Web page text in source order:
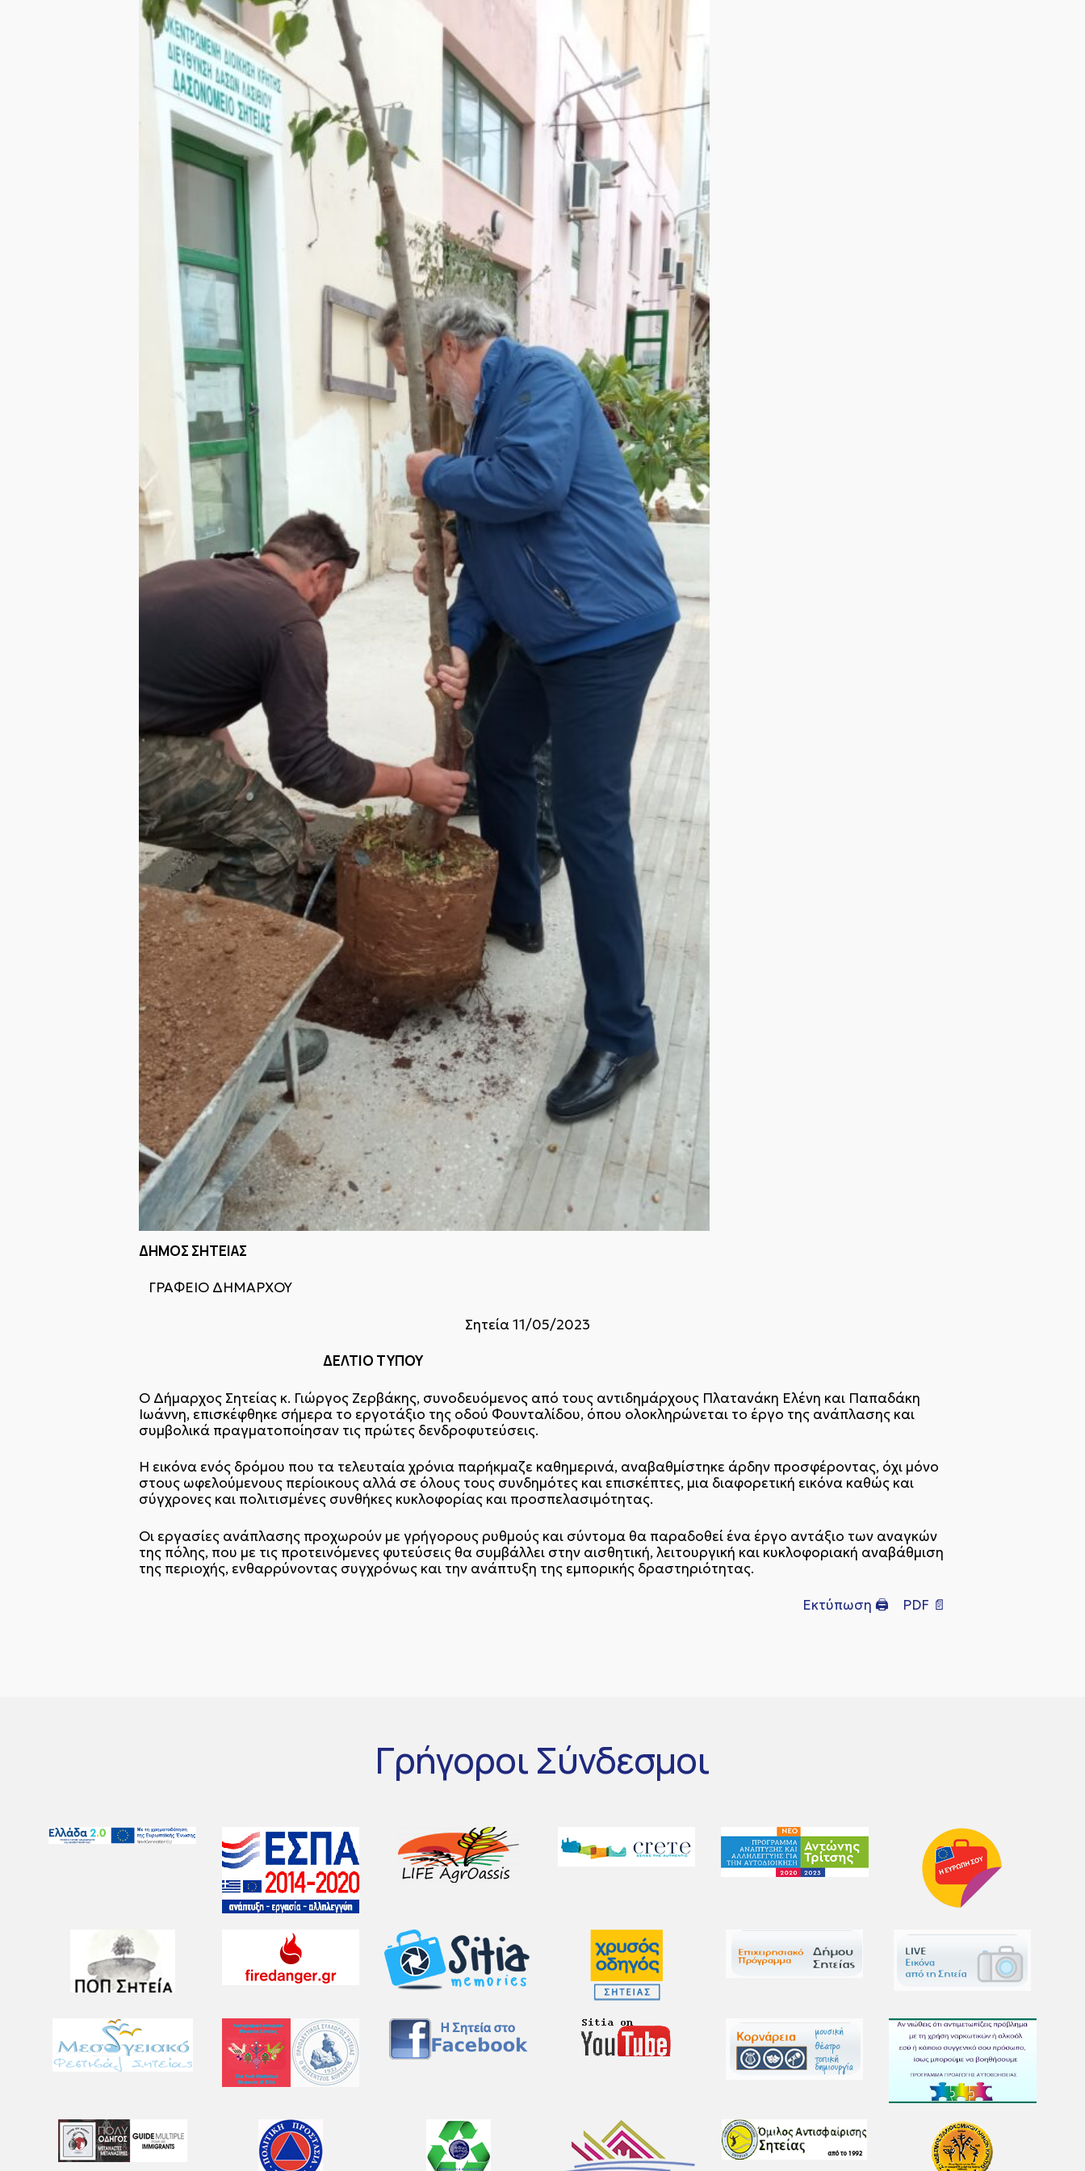
ΔΗΜΟΣ ΣΗΤΕΙΑΣ
ΓΡΑΦΕΙΟ ΔΗΜΑΡΧΟΥ
Σητεία 11/05/2023
ΔΕΛΤΙΟ ΤΥΠΟΥ
Ο Δήμαρχος Σητείας κ. Γιώργος Ζερβάκης, συνοδευόμενος από τους αντιδημάρχους Πλατανάκη Ελένη και Παπαδάκη
Ιωάννη, επισκέφθηκε σήμερα το εργοτάξιο της οδού Φουνταλίδου, όπου ολοκληρώνεται το έργο της ανάπλασης και
συμβολικά πραγματοποίησαν τις πρώτες δενδροφυτεύσεις.
Η εικόνα ενός δρόμου που τα τελευταία χρόνια παρήκμαζε καθημερινά, αναβαθμίστηκε άρδην προσφέροντας, όχι μόνο
στους ωφελούμενους περίοικους αλλά σε όλους τους συνδημότες και επισκέπτες, μια διαφορετική εικόνα καθώς και
σύγχρονες και πολιτισμένες συνθήκες κυκλοφορίας και προσπελασιμότητας.
Οι εργασίες ανάπλασης προχωρούν με γρήγορους ρυθμούς και σύντομα θα παραδοθεί ένα έργο αντάξιο των αναγκών
της πόλης, που με τις προτεινόμενες φυτεύσεις θα συμβάλλει στην αισθητική, λειτουργική και κυκλοφοριακή αναβάθμιση
της περιοχής, ενθαρρύνοντας συγχρόνως και την ανάπτυξη της εμπορικής δραστηριότητας.
Εκτύπωση 🖨 PDF 📄
Γρήγοροι Σύνδεσμοι